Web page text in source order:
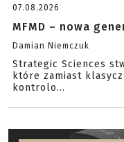
07.08.2026
MFMD – nowa
Damian Niemczuk
Strategic Sciences
które zamiast
kontrolo...